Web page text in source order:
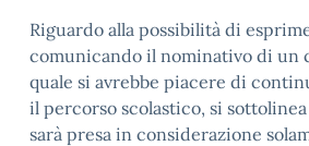
Riguardo alla possibilità di
comunicando il nominativo di un
quale si avrebbe piacere di
il percorso scolastico, si
sarà presa in considerazione